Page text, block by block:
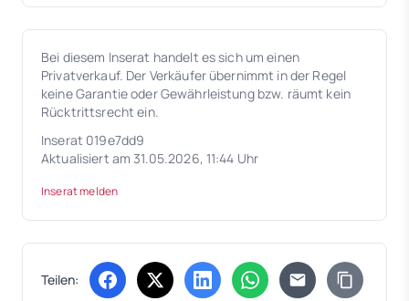
Bei diesem Inserat handelt es sich um einen
Privatverkauf. Der Verkäufer übernimmt in der Regel
keine Garantie oder Gewährleistung bzw. räumt kein
Rücktrittsrecht ein.
Inserat 019e7dd9
Aktualisiert am 31.05.2026, 11:44 Uhr
Inserat melden
Teilen: (öffnet in neuem Tab)
(öffnet in neuem Tab)
(öffnet in neuem Tab)
(öffnet in neuem Tab)